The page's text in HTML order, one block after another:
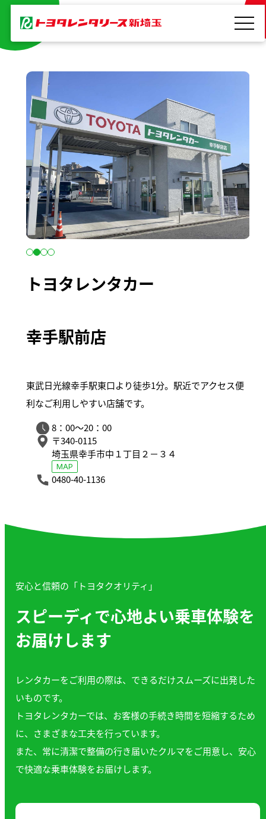
を
レンタカー
トヨタレンタカー
幸手駅前店
東武日光線幸手駅東口より徒歩1分。駅近でアクセス便
利なご利用しやすい店舗です。
8：00～20：00
〒340-0115
埼玉県幸手市中１丁目２－３４
MAP
0480-40-1136
安心と信頼の「トヨタクオリティ」
スピーディで心地よい乗車体験を
お届けします
レンタカーをご利用の際は、できるだけスムーズに出発した
いものです。
トヨタレンタカーでは、お客様の手続き時間を短縮するため
に、さまざまな工夫を行っています。
また、常に清潔で整備の行き届いたクルマをご用意し、安心
で快適な乗車体験をお届けします。